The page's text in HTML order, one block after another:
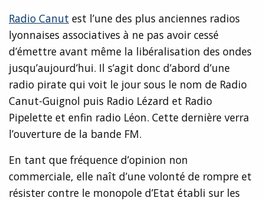
Radio Canut est l’une des plus anciennes radios
lyonnaises associatives à ne pas avoir cessé
d’émettre avant même la libéralisation des ondes
jusqu’aujourd’hui. Il s’agit donc d’abord d’une
radio pirate qui voit le jour sous le nom de Radio
Canut-Guignol puis Radio Lézard et Radio
Pipelette et enfin radio Léon. Cette dernière verra
l’ouverture de la bande FM.
En tant que fréquence d’opinion non
commerciale, elle naît d’une volonté de rompre et
résister contre le monopole d’Etat établi sur les